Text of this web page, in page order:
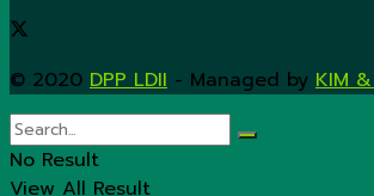
© 2020 DPP LDII - Managed by KIM
No Result
View All Result